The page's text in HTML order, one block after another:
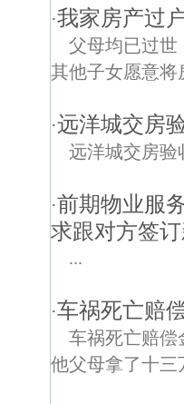
·我家房产过
父母均已过世
其他子女愿意将
·远洋城交房
远洋城交房验
·前期物业服
求跟对方签
...
·车祸死亡赔
车祸死亡赔偿
他父母拿了十三